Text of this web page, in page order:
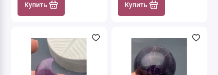
Купить Купить